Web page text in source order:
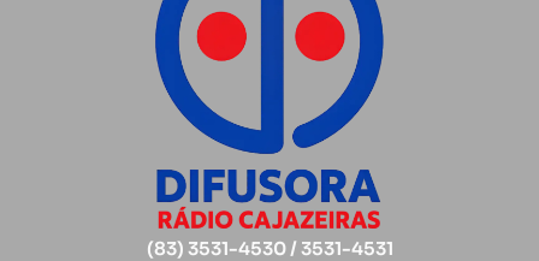
(83) 3531-4530 / 3531-4531